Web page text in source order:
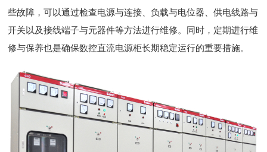
些故障，可以通过检查电源与连接、负载与电位器、供电线路与
开关以及接线端子与元器件等方法进行维修。同时，定期进行维
修与保养也是确保数控直流电源柜长期稳定运行的重要措施。